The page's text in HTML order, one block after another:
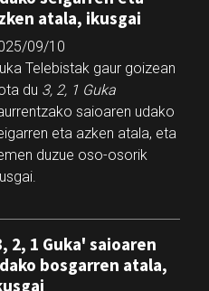
atala, ikusgai
09/10
Telebistak gaur goizean
du 3, 2, 1 Guka
saioaren udako
eta azken atala, eta
duzue oso-osorik
2, 1 Guka' saioaren
bosgarren atala,